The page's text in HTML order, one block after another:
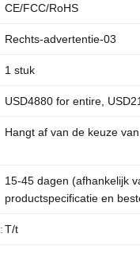
CE/FCC/RoHS
Rechts-advertentie-03
1 stuk
USD4880 for entire,
Hangt af van de keuze
15-45 dagen (afhankelijk
productspecificatie en
T/t